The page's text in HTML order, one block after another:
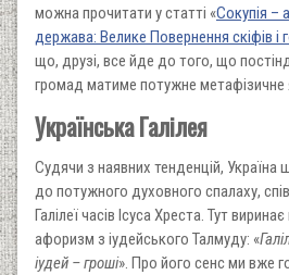
можна прочитати у статті «Сокупія –
держава: Велике Повернення скіфів і
що, друзі, все йде до того, що
громад матиме потужне метафізичне
Українська Галілея
Судячи з наявних тенденцій,
до потужного духовного спалаху,
Галілеї часів Ісуса Хреста. Тут
афоризм з іудейського Талмуду: «
іудей – гроші». Про його сенс ми вже